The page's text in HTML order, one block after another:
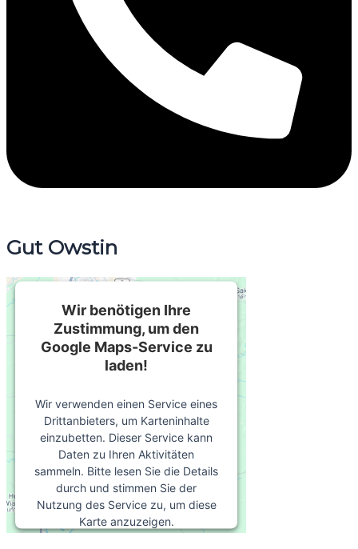
Gut Owstin
Wir benötigen Ihre
Zustimmung, um den
Google Maps-Service zu
laden!
Wir verwenden einen Service eines
Drittanbieters, um Karteninhalte
einzubetten. Dieser Service kann
Daten zu Ihren Aktivitäten
sammeln. Bitte lesen Sie die Details
durch und stimmen Sie der
Nutzung des Service zu, um diese
Karte anzuzeigen.